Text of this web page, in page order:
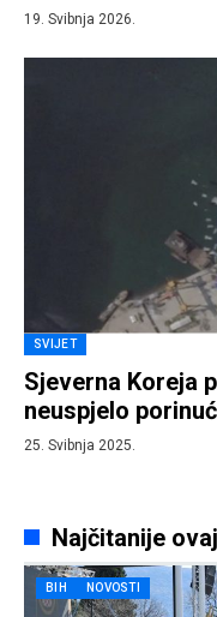
19. Svibnja 2026.
SVIJET
Sjeverna Koreja
neuspjelo
25. Svibnja 2025.
Najčitanije
BIH NOVOSTI